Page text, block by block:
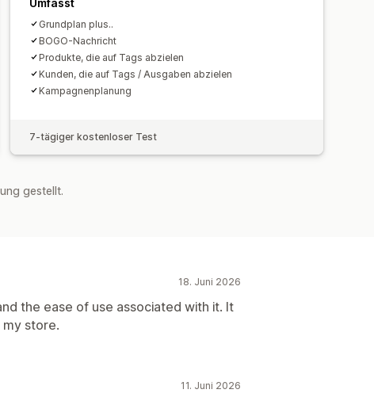
Raten Funnel-Leistung
Grundplan plus..
BOGO-Nachricht
Produkte, die auf Tags abzielen
Kunden, die auf Tags / Ausgaben abzielen
Kampagnenplanung
7-tägiger kostenloser Test
gestellt.
18. Juni 2026
the ease of use associated with it. It
store.
11. Juni 2026